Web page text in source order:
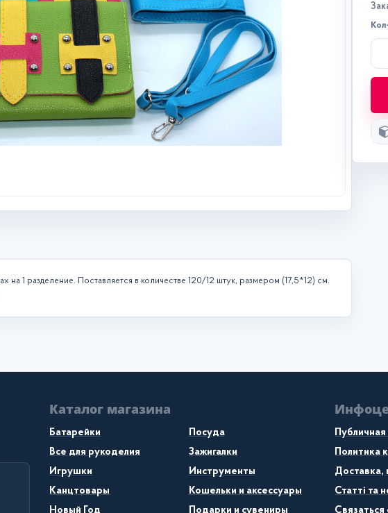
на 1 разделение. Поставляется в количестве 120/12 штук, размером (17,5*12) см.
Каталог магазина
Батарейки
Посуда
Все для рукоделия
Зажигалки
Игрушки
Инструменты
Канцтовары
Кошельки и аксессуары
Новый Год
Подарки и сувениры
Политика
Доставка,
Статті та
Связаться